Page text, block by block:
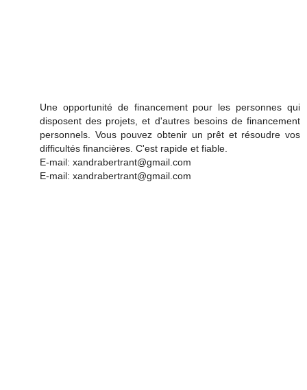
Une opportunité de financement pour les personnes qui
disposent des projets, et d'autres besoins de financement
personnels. Vous pouvez obtenir un prêt et résoudre vos
difficultés financières. C'est rapide et fiable.
E-mail: xandrabertrant@gmail.com
E-mail: xandrabertrant@gmail.com